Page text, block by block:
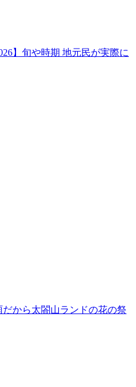
】旬や時期 地元民が実際に
だから太閤山ランドの花の祭